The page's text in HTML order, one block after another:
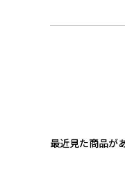
最近見た商品が